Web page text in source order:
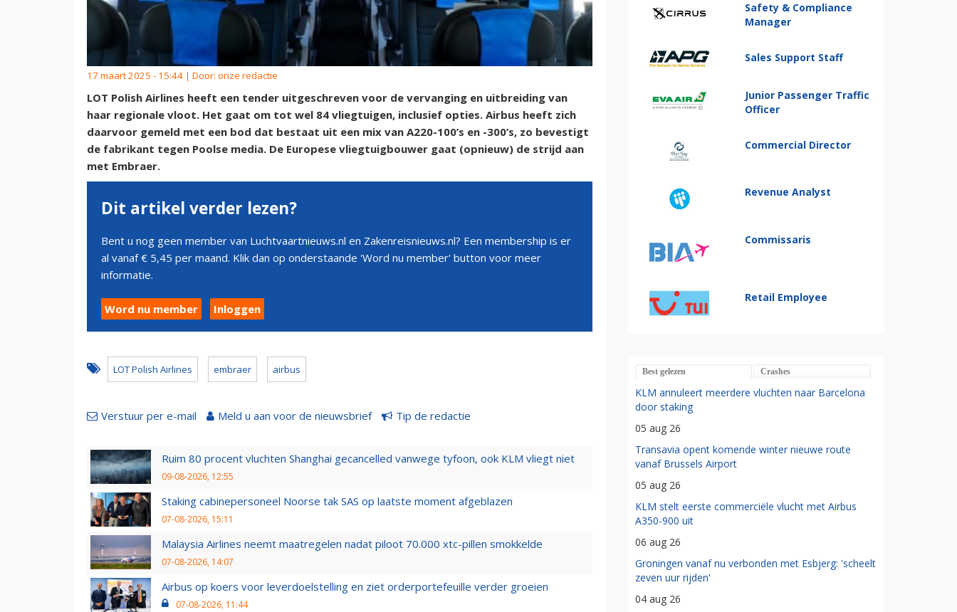
17 maart 2025 - 15:44 | Door: onze redactie
LOT Polish Airlines heeft een tender uitgeschreven voor de vervanging en uitbreiding van
haar regionale vloot. Het gaat om tot wel 84 vliegtuigen, inclusief opties. Airbus heeft zich
daarvoor gemeld met een bod dat bestaat uit een mix van A220-100’s en -300’s, zo bevestigt
de fabrikant tegen Poolse media. De Europese vliegtuigbouwer gaat (opnieuw) de strijd aan
met Embraer.
Dit artikel verder lezen?
Bent u nog geen member van Luchtvaartnieuws.nl en Zakenreisnieuws.nl? Een membership is er
al vanaf € 5,45 per maand. Klik dan op onderstaande 'Word nu member' button voor meer
informatie.
Word nu member Inloggen
LOT Polish Airlines embraer airbus
Verstuur per e-mail Meld u aan voor de nieuwsbrief Tip de redactie
Ruim 80 procent vluchten Shanghai gecancelled vanwege tyfoon, ook KLM vliegt niet
09-08-2026, 12:55
Staking cabinepersoneel Noorse tak SAS op laatste moment afgeblazen
07-08-2026, 15:11
Malaysia Airlines neemt maatregelen nadat piloot 70.000 xtc-pillen smokkelde
07-08-2026, 14:07
Airbus op koers voor leverdoelstelling en ziet orderportefeuille verder groeien
07-08-2026, 11:44
Safety & Compliance
Manager
Sales Support Staff
Junior Passenger Traffic
Officer
Commercial Director
Revenue Analyst
Commissaris
Retail Employee
Best gelezen Crashes
KLM annuleert meerdere vluchten naar Barcelona
door staking
05 aug 26
Transavia opent komende winter nieuwe route
vanaf Brussels Airport
05 aug 26
KLM stelt eerste commerciële vlucht met Airbus
A350-900 uit
06 aug 26
Groningen vanaf nu verbonden met Esbjerg: 'scheelt
zeven uur rijden'
04 aug 26